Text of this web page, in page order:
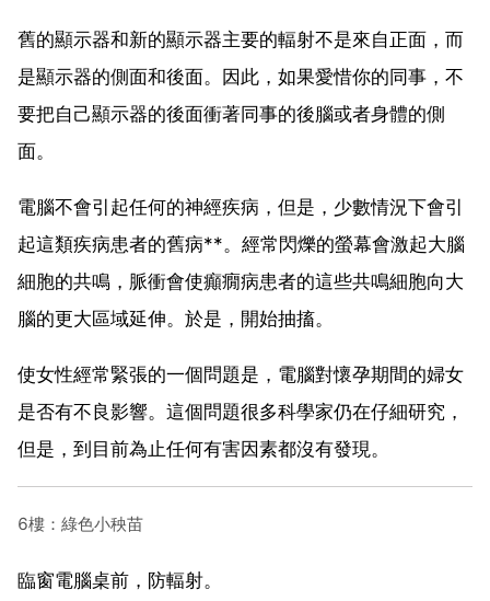
舊的顯示器和新的顯示器主要的輻射不是來自正面，而
是顯示器的側面和後面。因此，如果愛惜你的同事，不
要把自己顯示器的後面衝著同事的後腦或者身體的側
面。
電腦不會引起任何的神經疾病，但是，少數情況下會引
起這類疾病患者的舊病**。經常閃爍的螢幕會激起大腦
細胞的共鳴，脈衝會使癲癇病患者的這些共鳴細胞向大
腦的更大區域延伸。於是，開始抽搐。
使女性經常緊張的一個問題是，電腦對懷孕期間的婦女
是否有不良影響。這個問題很多科學家仍在仔細研究，
但是，到目前為止任何有害因素都沒有發現。
6樓：綠色小秧苗
臨窗電腦桌前，防輻射。